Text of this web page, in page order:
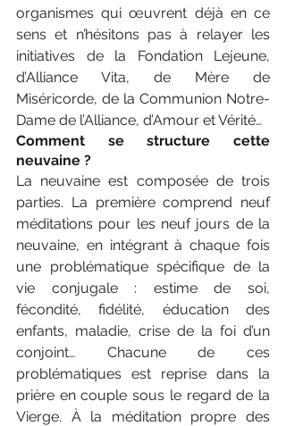
organismes qui œuvrent déjà en ce
sens et n’hésitons pas à relayer les
initiatives de la Fondation Lejeune,
d’Alliance Vita, de Mère de
Miséricorde, de la Communion Notre-
Dame de l’Alliance, d’Amour et Vérité…
Comment se structure cette
neuvaine ?
La neuvaine est composée de trois
parties. La première comprend neuf
méditations pour les neuf jours de la
neuvaine, en intégrant à chaque fois
une problématique spécifique de la
vie conjugale : estime de soi,
fécondité, fidélité, éducation des
enfants, maladie, crise de la foi d’un
conjoint… Chacune de ces
problématiques est reprise dans la
prière en couple sous le regard de la
Vierge. À la méditation propre des